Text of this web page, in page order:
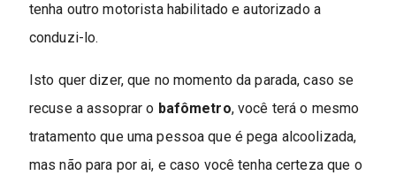
tenha outro motorista habilitado e autorizado a
conduzi-lo.
Isto quer dizer, que no momento da parada, caso se
recuse a assoprar o bafômetro, você terá o mesmo
tratamento que uma pessoa que é pega alcoolizada,
mas não para por ai, e caso você tenha certeza que o